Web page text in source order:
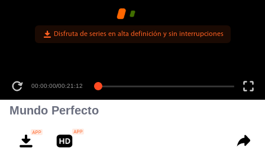
Disfruta de series en alta definición y sin interrupciones
00:00:00/00:21:12
Mundo Perfecto